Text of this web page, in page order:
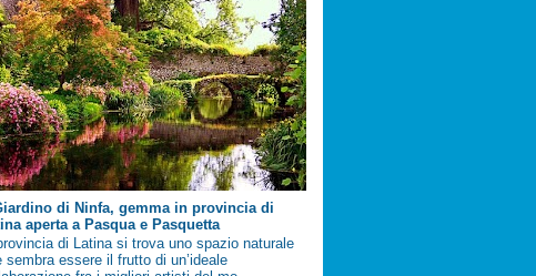
di Ninfa, gemma in provincia di
aperta a Pasqua e Pasquetta
di Latina si trova uno spazio naturale
sembra essere il frutto di un’ideale